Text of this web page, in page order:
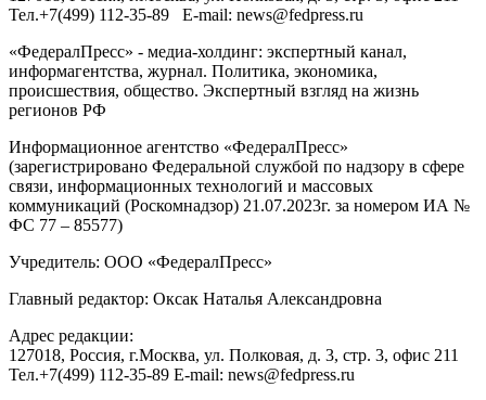
Тел.+7(499) 112-35-89 E-mail: news@fedpress.ru
«ФедералПресс» - медиа-холдинг: экспертный канал,
информагентства, журнал. Политика, экономика,
происшествия, общество. Экспертный взгляд на жизнь
регионов РФ
Информационное агентство «ФедералПресс»
(зарегистрировано Федеральной службой по надзору в сфере
связи, информационных технологий и массовых
коммуникаций (Роскомнадзор) 21.07.2023г. за номером ИА №
ФС 77 – 85577)
Учредитель: ООО «ФедералПресс»
Главный редактор: Оксак Наталья Александровна
Адрес редакции:
127018, Россия, г.Москва, ул. Полковая, д. 3, стр. 3, офис 211
Тел.+7(499) 112-35-89 E-mail: news@fedpress.ru